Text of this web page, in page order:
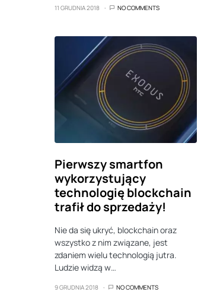
11 GRUDNIA 2018 NO COMMENTS
Pierwszy smartfon
wykorzystujący
technologię blockchain
trafił do sprzedaży!
Nie da się ukryć, blockchain oraz
wszystko z nim związane, jest
zdaniem wielu technologią jutra.
Ludzie widzą w…
9 GRUDNIA 2018 NO COMMENTS